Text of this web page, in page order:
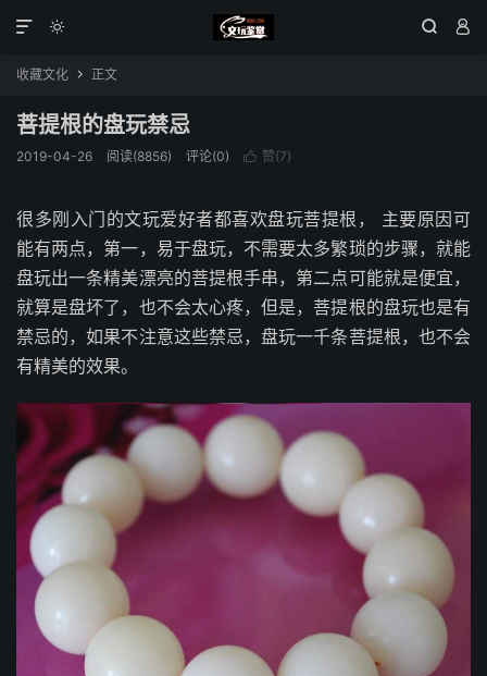
  

收藏文化  正文
菩提根的盘玩禁忌
2019-04-26 阅读(8856) 评论(0)  赞(7)
很多刚入门的文玩爱好者都喜欢盘玩菩提根， 主要原因可
能有两点，第一，易于盘玩，不需要太多繁琐的步骤，就能
盘玩出一条精美漂亮的菩提根手串，第二点可能就是便宜，
就算是盘坏了，也不会太心疼，但是，菩提根的盘玩也是有
禁忌的，如果不注意这些禁忌，盘玩一千条菩提根，也不会
有精美的效果。